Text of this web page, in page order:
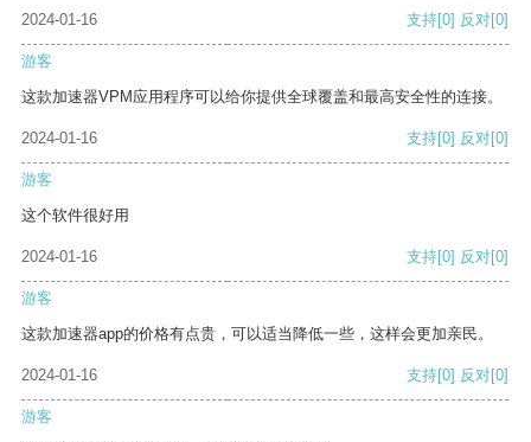
2024-01-16
支持[0] 反对[0]
游客
这款加速器VPM应用程序可以给你提供全球覆盖和最高安全性的连接。
2024-01-16 支持[0] 反对[0]
游客
这个软件很好用
2024-01-16 支持[0] 反对[0]
游客
这款加速器app的价格有点贵，可以适当降低一些，这样会更加亲民。
2024-01-16 支持[0] 反对[0]
游客